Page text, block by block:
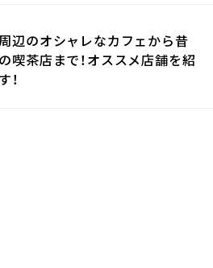
辺のオシャレなカフェから昔
喫茶店まで！オススメ店舗を紹
！